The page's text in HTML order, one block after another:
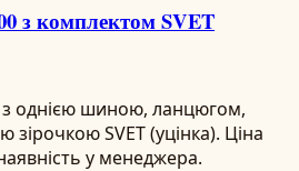
з комплектом SVET
з однією шиною, ланцюгом,
SVET (уцінка). Ціна
у менеджера.